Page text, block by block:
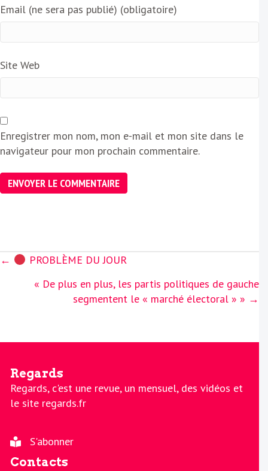
Email (ne sera pas publié) (obligatoire)
Site Web
Enregistrer mon nom, mon e-mail et mon site dans le
navigateur pour mon prochain commentaire.
Posts
←
PROBLÈME DU JOUR
« De plus en plus, les partis politiques de gauche
segmentent le « marché électoral » » →
Regards
Regards, c'est une revue, un mensuel, des vidéos et
le site regards.fr
S'abonner
Contacts